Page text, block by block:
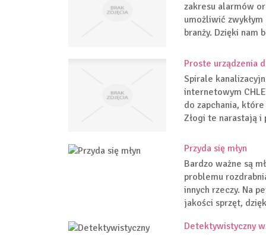
zakresu alarmów
umożliwić
branży. Dzięki nam
Proste urządzenia
Spirale
internetowym
do zapchania,
Złogi te narastają i
Przyda się młyn
Bardzo ważne są
problemu
innych rzeczy. Na
jakości sprzęt,
Detektywistyczny